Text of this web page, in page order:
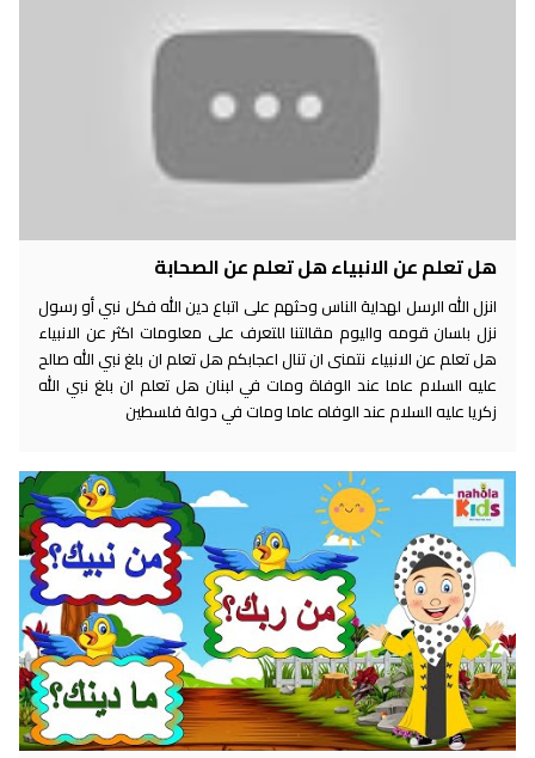
هل تعلم عن الانبياء هل تعلم عن الصحابة
انزل الله الرسل لهداية الناس وحثهم على اتباع دين الله فكل نبي أو رسول
نزل بلسان قومه واليوم مقالتنا للتعرف على معلومات اكثر عن الانبياء
هل تعلم عن الانبياء نتمنى ان تنال اعجابكم هل تعلم ان بلغ نبي الله صالح
عليه السلام عاما عند الوفاة ومات في لبنان هل تعلم ان بلغ نبي الله
زكريا عليه السلام عند الوفاه عاما ومات في دولة فلسطين